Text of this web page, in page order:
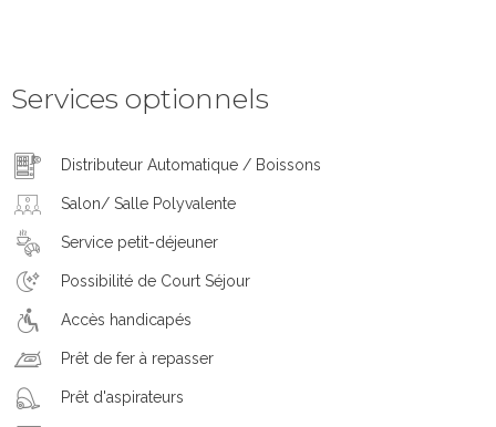
Services optionnels
Distributeur Automatique / Boissons
Salon/ Salle Polyvalente
Service petit-déjeuner
Possibilité de Court Séjour
Accès handicapés
Prêt de fer à repasser
Prêt d'aspirateurs